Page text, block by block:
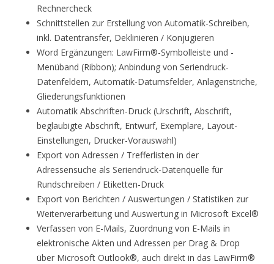
Rechnercheck
Schnittstellen zur Erstellung von Automatik-Schreiben,
inkl. Datentransfer, Deklinieren / Konjugieren
Word Ergänzungen: LawFirm®-Symbolleiste und -
Menüband (Ribbon); Anbindung von Seriendruck-
Datenfeldern, Automatik-Datumsfelder, Anlagenstriche,
Gliederungsfunktionen
Automatik Abschriften-Druck (Urschrift, Abschrift,
beglaubigte Abschrift, Entwurf, Exemplare, Layout-
Einstellungen, Drucker-Vorauswahl)
Export von Adressen / Trefferlisten in der
Adressensuche als Seriendruck-Datenquelle für
Rundschreiben / Etiketten-Druck
Export von Berichten / Auswertungen / Statistiken zur
Weiterverarbeitung und Auswertung in Microsoft Excel®
Verfassen von E-Mails, Zuordnung von E-Mails in
elektronische Akten und Adressen per Drag & Drop
über Microsoft Outlook®, auch direkt in das LawFirm®